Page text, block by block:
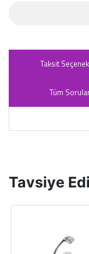
Taksit
Tüm
Tavsiye